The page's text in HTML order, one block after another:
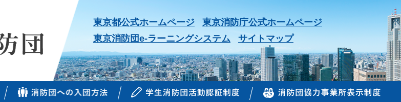
東京都公式ホームページ
東京消防庁公式ホームページ
東京消防団e-ラーニングシステム
サイトマップ